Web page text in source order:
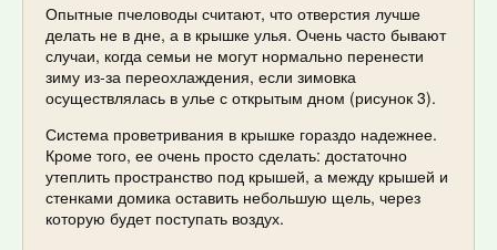
Опытные пчеловоды считают, что отверстия лучше
делать не в дне, а в крышке улья. Очень часто бывают
случаи, когда семьи не могут нормально перенести
зиму из-за переохлаждения, если зимовка
осуществлялась в улье с открытым дном (рисунок 3).
Система проветривания в крышке гораздо надежнее.
Кроме того, ее очень просто сделать: достаточно
утеплить пространство под крышей, а между крышей и
стенками домика оставить небольшую щель, через
которую будет поступать воздух.